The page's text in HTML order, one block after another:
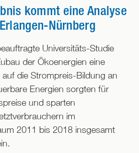
kommt eine Analyse
Nürnberg
Universitäts-Studie
der Ökoenergien eine
die Strompreis-Bildung an
Energien sorgten für
und sparten
im
2011 bis 2018 insgesamt